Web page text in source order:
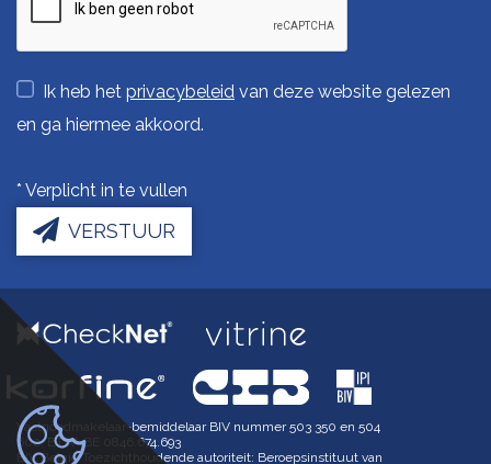
Ik heb het privacybeleid van deze website gelezen
en ga hiermee akkoord.
* Verplicht in te vullen
VERSTUUR
Vastgoedmakelaar-bemiddelaar BIV nummer 503 350 en 504
602, BTW-BE 0846.674.693
BIV België Toezichthoudende autoriteit: Beroepsinstituut van